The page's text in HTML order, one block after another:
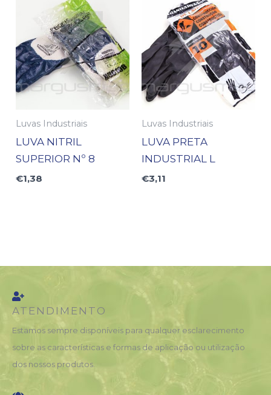
Luvas Industriais
LUVA NITRIL
SUPERIOR Nº 8
€1,38
Luvas Industriais
LUVA PRETA
INDUSTRIAL L
€3,11
ATENDIMENTO
Estamos sempre disponíveis para qualquer esclarecimento
sobre as características e formas de aplicação ou utilização
dos nossos produtos.